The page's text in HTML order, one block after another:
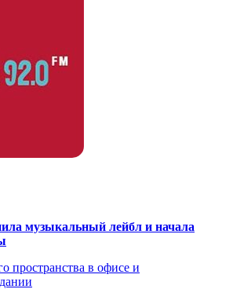
музыкальный лейбл и начала
пространства в офисе и